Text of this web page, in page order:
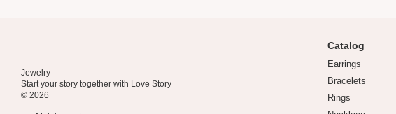
Jewelry
Start your story together with Love Story
© 2026
Catalog
Earrings
Bracelets
Rings